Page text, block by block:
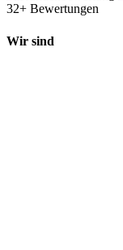
32+ Bewertungen
Wir sind